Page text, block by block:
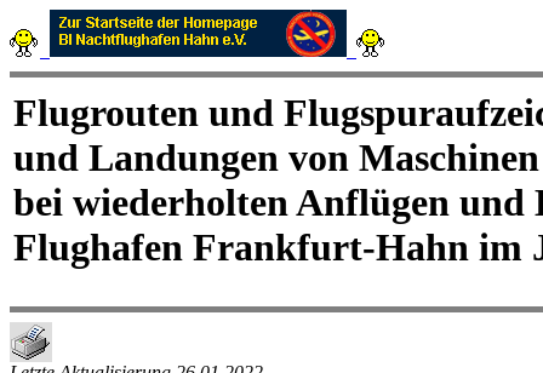
Flugrouten und
und Landungen von
bei wiederholten Anflügen und
Flughafen Frankfurt-Hahn im